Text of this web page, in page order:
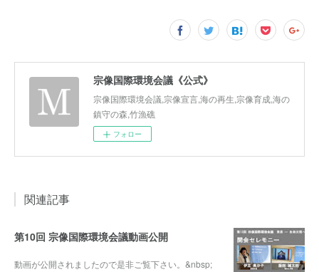
宗像国際環境会議《公式》
宗像国際環境会議,宗像宣言,海の再生,宗像育成,海の
鎮守の森,竹漁礁
フォロー
関連記事
第10回 宗像国際環境会議動画公開
動画が公開されましたので是非ご覧下さい。&nbsp;